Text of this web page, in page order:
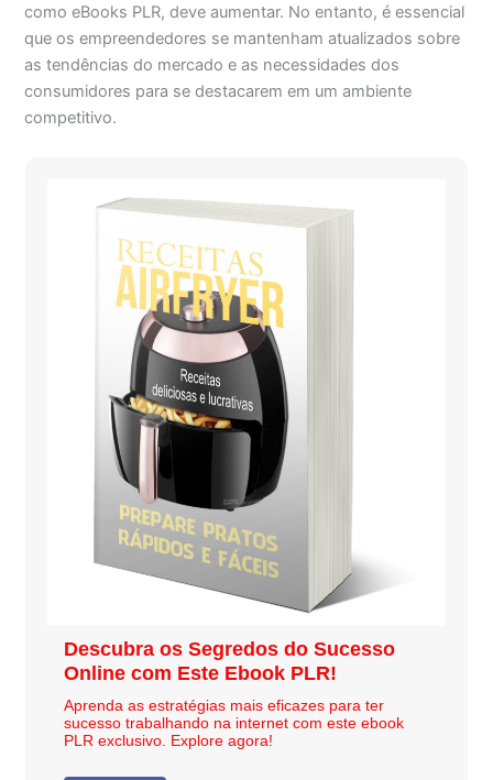
como eBooks PLR, deve aumentar. No entanto, é essencial
que os empreendedores se mantenham atualizados sobre
as tendências do mercado e as necessidades dos
consumidores para se destacarem em um ambiente
competitivo.
Descubra os Segredos do Sucesso
Online com Este Ebook PLR!
Aprenda as estratégias mais eficazes para ter
sucesso trabalhando na internet com este ebook
PLR exclusivo. Explore agora!